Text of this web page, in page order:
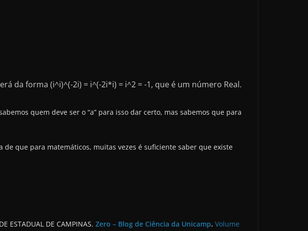
da forma (i^i)^(-2i) = i^(-2i*i) = i^2 = -1, que é um número Real.
quem deve ser o “a” para isso dar certo, mas sabemos que para
de que para matemáticos, muitas vezes é suficiente saber que existe
ESTADUAL DE CAMPINAS. Zero – Blog de Ciência da Unicamp. Volume